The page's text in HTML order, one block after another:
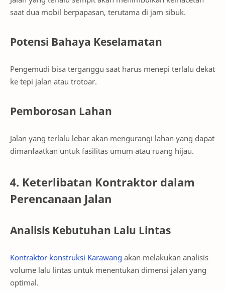
saat dua mobil berpapasan, terutama di jam sibuk.
Potensi Bahaya Keselamatan
Pengemudi bisa terganggu saat harus menepi terlalu dekat
ke tepi jalan atau trotoar.
Pemborosan Lahan
Jalan yang terlalu lebar akan mengurangi lahan yang dapat
dimanfaatkan untuk fasilitas umum atau ruang hijau.
4. Keterlibatan Kontraktor dalam
Perencanaan Jalan
Analisis Kebutuhan Lalu Lintas
Kontraktor konstruksi Karawang akan melakukan analisis
volume lalu lintas untuk menentukan dimensi jalan yang
optimal.